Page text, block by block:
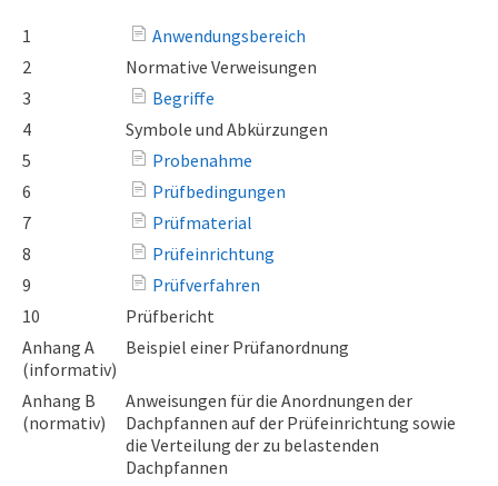
1
Anwendungsbereich
2
Normative Verweisungen
3
Begriffe
4
Symbole und Abkürzungen
5
Probenahme
6
Prüfbedingungen
7
Prüfmaterial
8
Prüfeinrichtung
9
Prüfverfahren
10
Prüfbericht
Anhang A
(informativ)
Beispiel einer Prüfanordnung
Anhang B
(normativ)
Anweisungen für die Anordnungen der
Dachpfannen auf der Prüfeinrichtung sowie
die Verteilung der zu belastenden
Dachpfannen